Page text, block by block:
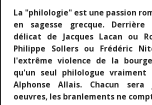
La "philologie" est une passion
en sagesse grecque.
délicat de Jacques Lacan ou
Philippe Sollers ou Frédéric
l'extrême violence de la
qu'un seul philologue vraiment
Alphonse Allais. Chacun
oeuvres, les branlements ne